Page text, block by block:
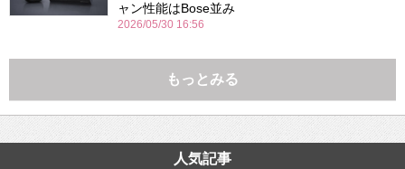
ャン性能はBose並み
2026/05/30 16:56
もっとみる
人気記事